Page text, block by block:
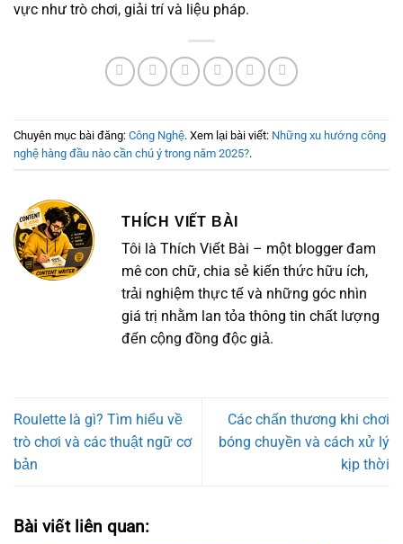
vực như trò chơi, giải trí và liệu pháp.
Chuyên mục bài đăng: Công Nghệ. Xem lại bài viết: Những xu hướng công
nghệ hàng đầu nào cần chú ý trong năm 2025?.
THÍCH VIẾT BÀI
Tôi là Thích Viết Bài – một blogger đam
mê con chữ, chia sẻ kiến thức hữu ích,
trải nghiệm thực tế và những góc nhìn
giá trị nhằm lan tỏa thông tin chất lượng
đến cộng đồng độc giả.
Roulette là gì? Tìm hiểu về
trò chơi và các thuật ngữ cơ
bản
Các chấn thương khi chơi
bóng chuyền và cách xử lý
kịp thời
Bài viết liên quan: